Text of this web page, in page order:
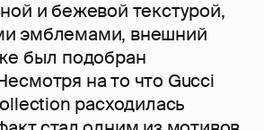
и бежевой текстурой,
эмблемами, внешний
был подобран
на то что Gucci
расходилась